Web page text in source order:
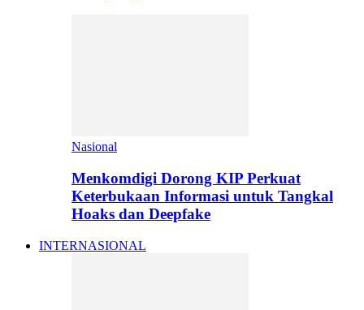
Nasional
Menkomdigi Dorong KIP Perkuat
Keterbukaan Informasi untuk Tangkal
Hoaks dan Deepfake
INTERNASIONAL